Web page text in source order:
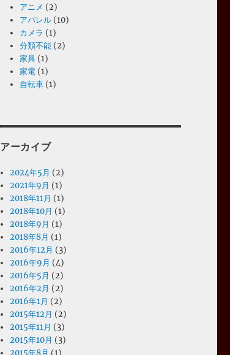
アニメ (2)
アパレル (10)
カメラ (1)
分類不能 (2)
家具 (1)
家電 (1)
自転車 (1)
アーカイブ
2024年5月 (2)
2021年9月 (1)
2018年11月 (1)
2018年10月 (1)
2018年9月 (1)
2018年8月 (1)
2016年12月 (3)
2016年9月 (4)
2016年5月 (2)
2016年2月 (2)
2016年1月 (2)
2015年12月 (2)
2015年11月 (3)
2015年10月 (3)
2015年8月 (1)